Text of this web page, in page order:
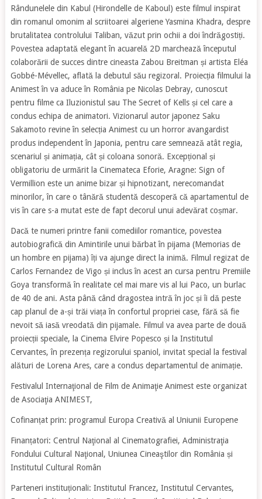
Rândunelele din Kabul (Hirondelle de Kaboul) este filmul inspirat
din romanul omonim al scriitoarei algeriene Yasmina Khadra, despre
brutalitatea controlului Taliban, văzut prin ochii a doi îndrăgostiți.
Povestea adaptată elegant în acuarelă 2D marchează începutul
colaborării de succes dintre cineasta Zabou Breitman și artista Eléa
Gobbé-Mévellec, aflată la debutul său regizoral. Proiecția filmului la
Animest în va aduce în România pe Nicolas Debray, cunoscut
pentru filme ca Iluzionistul sau The Secret of Kells și cel care a
condus echipa de animatori. Vizionarul autor japonez Saku
Sakamoto revine în selecția Animest cu un horror avangardist
produs independent în Japonia, pentru care semnează atât regia,
scenariul și animația, cât și coloana sonoră. Excepțional și
obligatoriu de urmărit la Cinemateca Eforie, Aragne: Sign of
Vermillion este un anime bizar și hipnotizant, nerecomandat
minorilor, în care o tânără studentă descoperă că apartamentul de
vis în care s-a mutat este de fapt decorul unui adevărat coșmar.
Dacă te numeri printre fanii comediilor romantice, povestea
autobiografică din Amintirile unui bărbat în pijama (Memorias de
un hombre en pijama) îți va ajunge direct la inimă. Filmul regizat de
Carlos Fernandez de Vigo și inclus în acest an cursa pentru Premiile
Goya transformă în realitate cel mai mare vis al lui Paco, un burlac
de 40 de ani. Asta până când dragostea intră în joc și îi dă peste
cap planul de a-și trăi viața în confortul propriei case, fără să fie
nevoit să iasă vreodată din pijamale. Filmul va avea parte de două
proiecții speciale, la Cinema Elvire Popesco și la Institutul
Cervantes, în prezența regizorului spaniol, invitat special la festival
alături de Lorena Ares, care a condus departamentul de animație.
Festivalul Internaţional de Film de Animaţie Animest este organizat
de Asociaţia ANIMEST,
Cofinanțat prin: programul Europa Creativă al Uniunii Europene
Finanțatori: Centrul Naţional al Cinematografiei, Administraţia
Fondului Cultural Naţional, Uniunea Cineaştilor din România și
Institutul Cultural Român
Parteneri instituționali: Institutul Francez, Institutul Cervantes,